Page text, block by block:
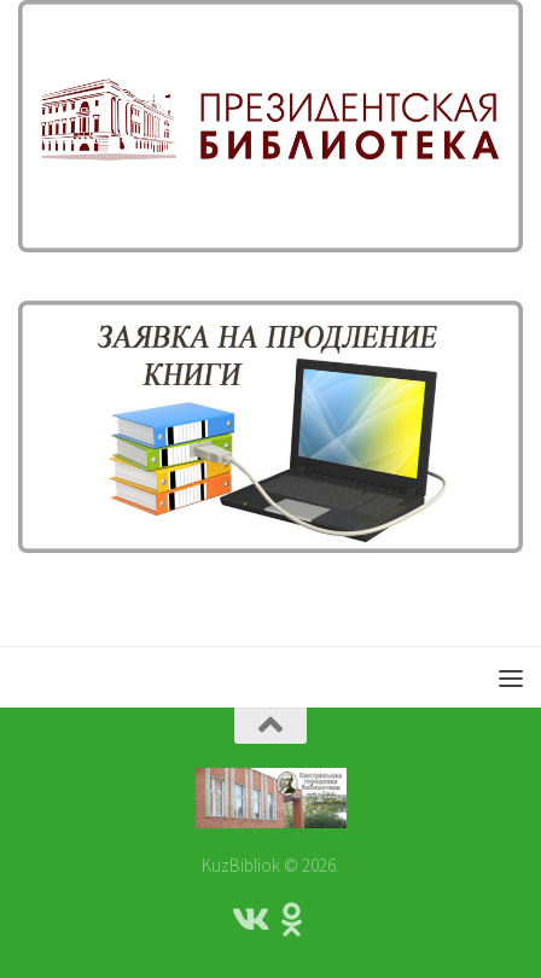
KuzBibliok © 2026.